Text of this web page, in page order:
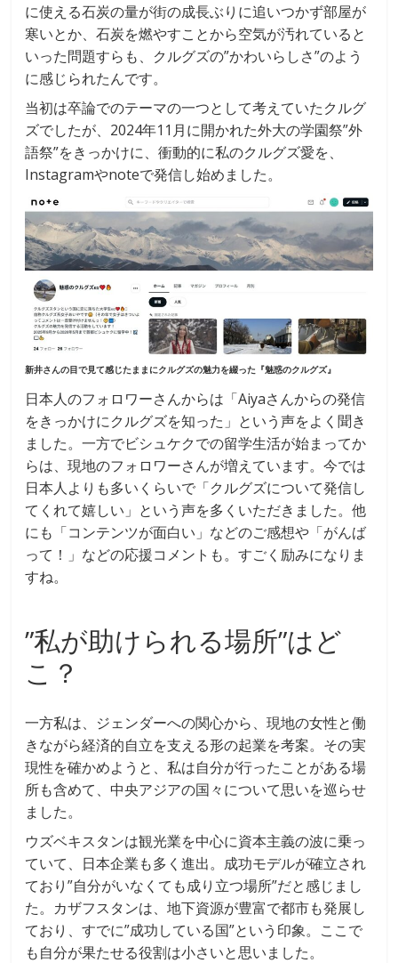
に使える石炭の量が街の成長ぶりに追いつかず部屋が
寒いとか、石炭を燃やすことから空気が汚れていると
いった問題すらも、クルグズの”かわいらしさ”のよう
に感じられたんです。
当初は卒論でのテーマの一つとして考えていたクルグ
ズでしたが、2024年11月に開かれた外大の学園祭”外
語祭”をきっかけに、衝動的に私のクルグズ愛を、
Instagramやnoteで発信し始めました。
新井さんの目で見て感じたままにクルグズの魅力を綴った『魅惑のクルグズ』
日本人のフォロワーさんからは「Aiyaさんからの発信
をきっかけにクルグズを知った」という声をよく聞き
ました。一方でビシュケクでの留学生活が始まってか
らは、現地のフォロワーさんが増えています。今では
日本人よりも多いくらいで「クルグズについて発信し
てくれて嬉しい」という声を多くいただきました。他
にも「コンテンツが面白い」などのご感想や「がんば
って！」などの応援コメントも。すごく励みになりま
すね。
”私が助けられる場所”はど
こ？
一方私は、ジェンダーへの関心から、現地の女性と働
きながら経済的自立を支える形の起業を考案。その実
現性を確かめようと、私は自分が行ったことがある場
所も含めて、中央アジアの国々について思いを巡らせ
ました。
ウズベキスタンは観光業を中心に資本主義の波に乗っ
ていて、日本企業も多く進出。成功モデルが確立され
ており”自分がいなくても成り立つ場所”だと感じまし
た。カザフスタンは、地下資源が豊富で都市も発展し
ており、すでに”成功している国”という印象。ここで
も自分が果たせる役割は小さいと思いました。